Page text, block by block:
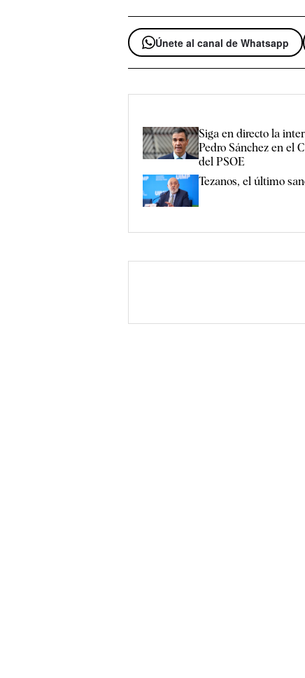
Únete al canal de Whatsapp
Siga en directo la
Pedro Sánchez en el
del PSOE
Tezanos, el último